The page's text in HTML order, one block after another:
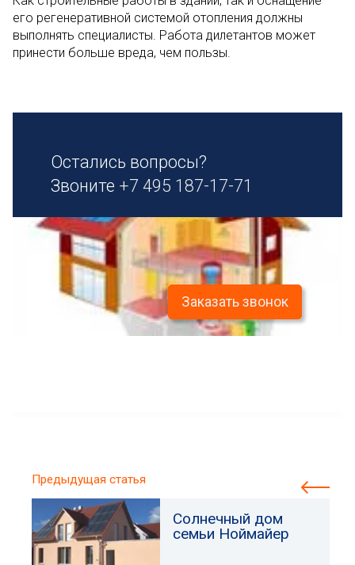
его регенеративной системой отопления должны
выполнять специалисты. Работа дилетантов может
принести больше вреда, чем пользы.
Остались вопросы?
Звоните +7 495 187-17-71
Заказать звонок
Предыдущая статья
Солнечный дом
семьи Ноймайер